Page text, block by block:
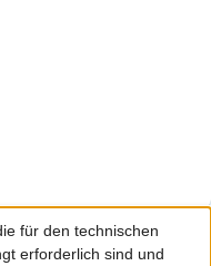
für den technischen
erforderlich sind und